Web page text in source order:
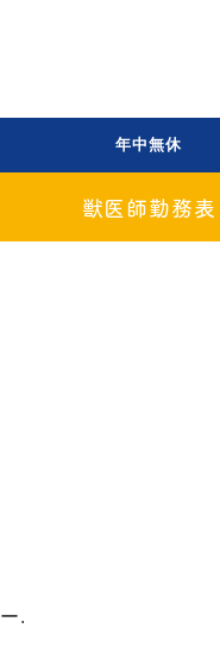
年中無休
獣医師勤務表
.